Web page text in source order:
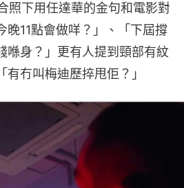
照下用任達華的金句和電影對
晚11點會做咩？」、「下屆撐
喺身？」更有人提到頸部有紋
冇叫梅迪歷捽甩佢？」